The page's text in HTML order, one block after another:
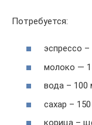
Потребуется:
эспрессо –
молоко —
вода – 100
сахар – 150
корица –